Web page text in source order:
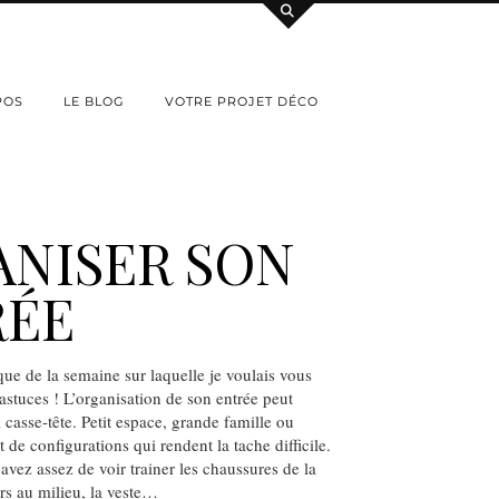
LE BLOG VOTRE PROJET DÉCO
SON
de la semaine sur laquelle je voulais vous
! L’organisation de son entrée peut
casse-tête. Petit espace, grande famille ou
de configurations qui rendent la tache difficile.
assez de voir trainer les chaussures de la
au milieu, la veste…